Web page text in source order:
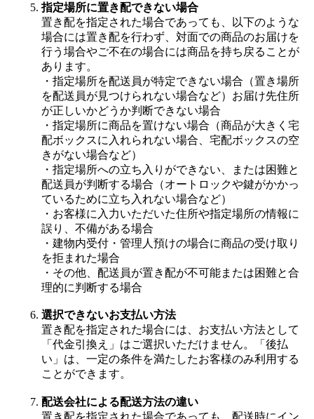
指定場所に置き配できない場合
置き配を指定された場合であっても、以下のような
場合には置き配を行わず、対面での商品のお届けを
行う場合やご不在の場合には商品を持ち戻ることが
あります。
・指定場所を配送員が特定できない場合（置き場所
を配送員が見つけられない場合など）お届け先住所
が正しいかどうか判断できない場合
・指定場所に商品を置けない場合（商品が大きく宅
配ボックスに入れられない場合、宅配ボックスの空
きがない場合など）
・指定場所への立ち入りができない、または困難と
配送員が判断する場合（オートロックや鍵がかかっ
ているために立ち入れない場合など）
・お客様に入力いただいた住所や指定場所の情報に
誤り、不備がある場合
・建物内受付・管理人預けの場合に商品の受け取り
を拒まれた場合
・その他、配送員が置き配が不可能または困難と合
理的に判断する場合
選択できないお支払い方法
置き配を指定された場合には、お支払い方法として
「代金引換え」はご選択いただけません。「後払
い」は、一定の条件を満たしたお客様のみ利用する
ことができます。
配送会社による配送方法の違い
置き配を指定された場合であっても、配送時にイン